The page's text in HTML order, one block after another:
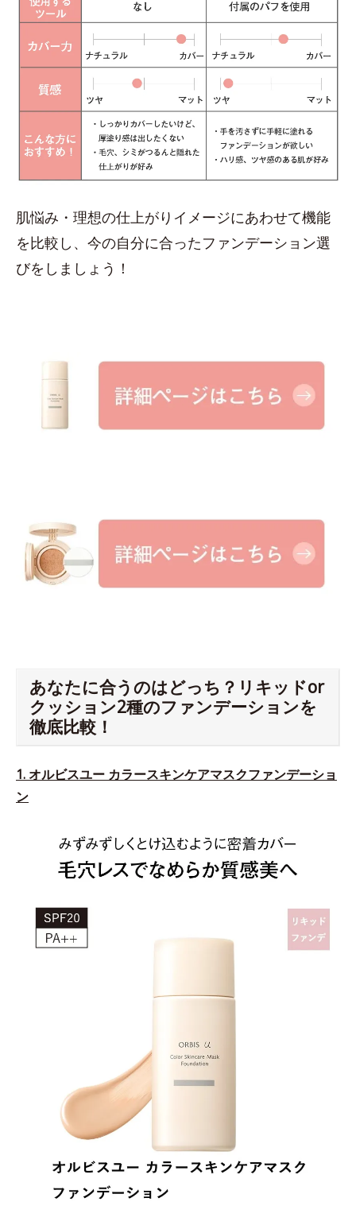
肌悩み・理想の仕上がりイメージにあわせて機能
を比較し、今の自分に合ったファンデーション選
びをしましょう！
あなたに合うのはどっち？リキッドor
クッション2種のファンデーションを
徹底比較！
1. オルビスユー カラースキンケアマスクファンデーショ
ン